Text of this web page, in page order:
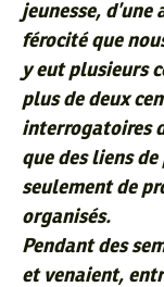
jeunesse,
férocité que
y eut plusieurs
plus de deux
interrogatoires
que des liens
seulement de
organisés.
Pendant des
et venaient,